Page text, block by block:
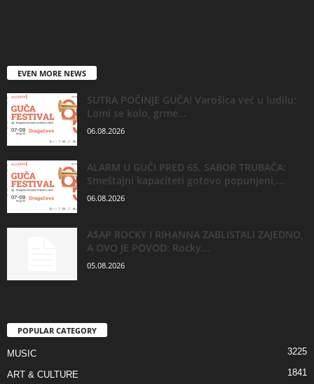
EVEN MORE NEWS
SUTRA POČINJE GUČA! Varošica već u ludilu:
Lomi se kolo, grme...
06.08.2026
ALARM U GUČI PRED 65. SABOR TRUBAČA:
Smeštajni kapaciteti gotovo popunjeni,...
06.08.2026
A$AP ROCKY I RIHANNA ZABLISTALI ZAJEDNO,
A OVO JE POVOD: Rocky...
05.08.2026
POPULAR CATEGORY
MUSIC 3225
ART & CULTURE 1841